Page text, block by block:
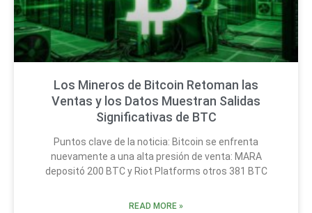
Los Mineros de Bitcoin Retoman las
Ventas y los Datos Muestran Salidas
Significativas de BTC
Puntos clave de la noticia: Bitcoin se enfrenta
nuevamente a una alta presión de venta: MARA
depositó 200 BTC y Riot Platforms otros 381 BTC
READ MORE »